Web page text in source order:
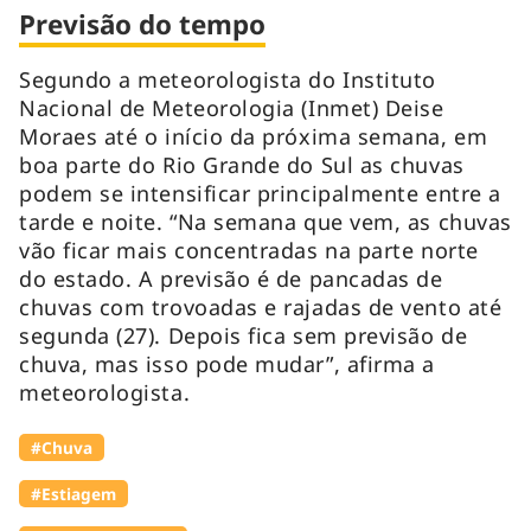
Previsão do tempo
Segundo a meteorologista do Instituto
Nacional de Meteorologia (Inmet) Deise
Moraes até o início da próxima semana, em
boa parte do Rio Grande do Sul as chuvas
podem se intensificar principalmente entre a
tarde e noite. “Na semana que vem, as chuvas
vão ficar mais concentradas na parte norte
do estado. A previsão é de pancadas de
chuvas com trovoadas e rajadas de vento até
segunda (27). Depois fica sem previsão de
chuva, mas isso pode mudar”, afirma a
meteorologista.
#Chuva
#Estiagem